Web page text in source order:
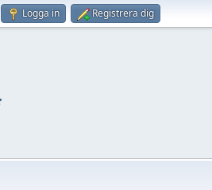
Logga in Registrera dig